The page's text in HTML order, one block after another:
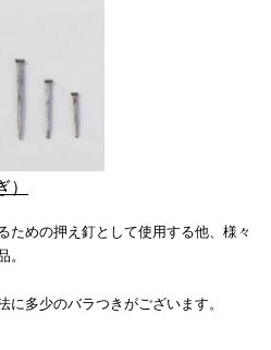
ための押え釘として使用する他、様々
。
多少のバラつきがございます。